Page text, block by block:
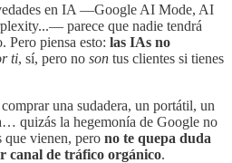
en IA —Google AI Mode, AI
parece que nadie tendrá
Pero piensa esto: las IAs no
ti, sí, pero no son tus clientes si tienes
una sudadera, un portátil, un
quizás la hegemonía de Google no
que vienen, pero no te quepa duda
canal de tráfico orgánico.